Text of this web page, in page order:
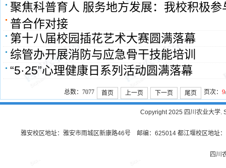
聚焦科普育人 服务地方发展：我校积极
普合作对接
第十八届校园插花艺术大赛圆满落幕
综管办开展消防与应急骨干技能培训
“5·25”心理健康日系列活动圆满落幕
总数：7077 首页 上一页 下一页 尾页 页次： 9
Copyright 2025 四川农业大学.
雅安校区地址：雅安市雨城区新康路46号 邮编：625014 都江堰校区地址
四川